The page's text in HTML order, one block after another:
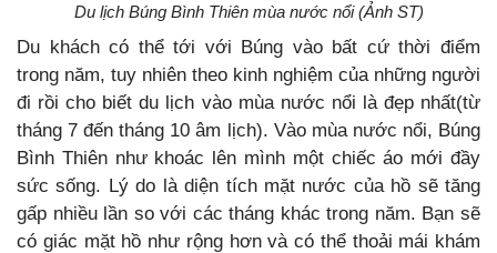
Du lịch Búng Bình Thiên mùa nước nổi (Ảnh ST)
Du khách có thể tới với Búng vào bất cứ thời điểm
trong năm, tuy nhiên theo kinh nghiệm của những người
đi rồi cho biết du lịch vào mùa nước nổi là đẹp nhất(từ
tháng 7 đến tháng 10 âm lịch). Vào mùa nước nổi, Búng
Bình Thiên như khoác lên mình một chiếc áo mới đầy
sức sống. Lý do là diện tích mặt nước của hồ sẽ tăng
gấp nhiều lần so với các tháng khác trong năm. Bạn sẽ
có giác mặt hồ như rộng hơn và có thể thoải mái khám